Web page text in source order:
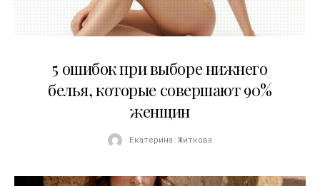
5 ошибок при выборе нижнего
белья, которые совершают 90%
женщин
Екатерина Житкова